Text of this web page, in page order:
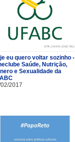
eu quero voltar sozinho -
Saúde, Nutrição,
e Sexualidade da
2017